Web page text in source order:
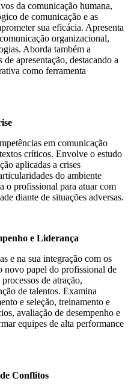
da comunicação humana,
de comunicação e as
sua eficácia. Apresenta
organizacional,
Aborda também a
apresentação, destacando a
como ferramenta
em comunicação
críticos. Envolve o estudo
aplicadas a crises
do ambiente
o profissional para atuar com
diante de situações adversas.
e Liderança
e na sua integração com os
novo papel do profissional de
de atração,
de talentos. Examina
e seleção, treinamento e
avaliação de desempenho e
equipes de alta performance
Conflitos